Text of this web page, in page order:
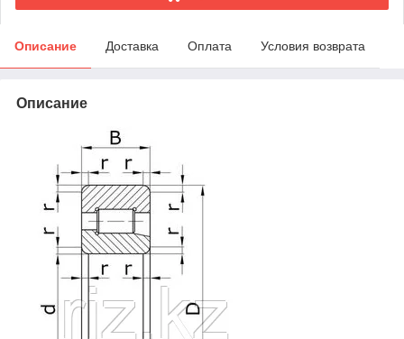
Описание Доставка Оплата Условия возврата
Описание